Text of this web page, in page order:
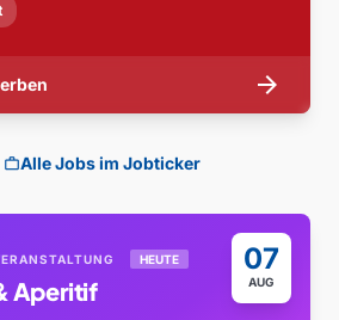
arrow_forward
workAlle Jobs im Jobticker
07
AUG
HEUTE
Aperitif